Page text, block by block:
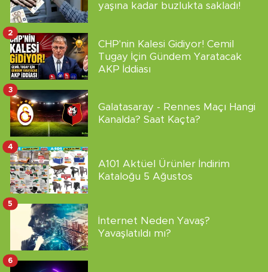
yaşına kadar buzlukta sakladı!
CHP'nin Kalesi Gidiyor! Cemil
Tugay İçin Gündem Yaratacak
AKP İddiası
2
Galatasaray - Rennes Maçı Hangi
Kanalda? Saat Kaçta?
3
A101 Aktüel Ürünler İndirim
Kataloğu 5 Ağustos
4
İnternet Neden Yavaş?
Yavaşlatıldı mı?
5
6